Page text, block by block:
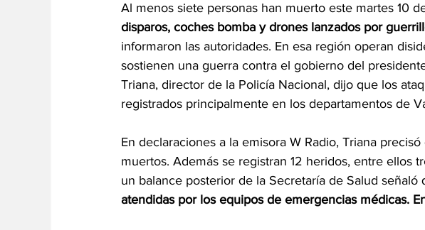
Al menos siete personas han muerto este martes 10
disparos, coches bomba y drones lanzados por
informaron las autoridades. En esa región operan
sostienen una guerra contra el gobierno del
Triana, director de la Policía Nacional, dijo que los
registrados principalmente en los departamentos de
En declaraciones a la emisora W Radio, Triana
muertos. Además se registran 12 heridos, entre ellos
un balance posterior de la Secretaría de Salud señaló
atendidas por los equipos de emergencias médicas.